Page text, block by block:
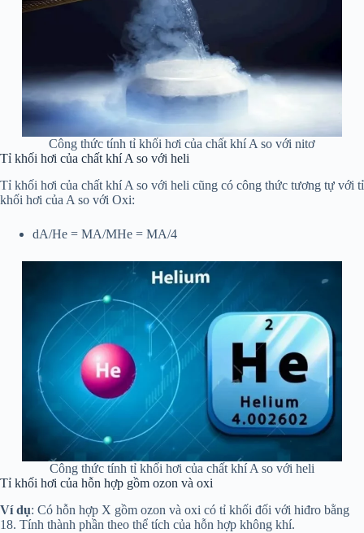
Công thức tính tỉ khối hơi của chất khí A so với nitơ
Tỉ khối hơi của chất khí A so với heli
Tỉ khối hơi của chất khí A so với heli cũng có công thức tương tự với tỉ
khối hơi của A so với Oxi:
dA/He = MA/MHe = MA/4
Công thức tính tỉ khối hơi của chất khí A so với heli
Tỉ khối hơi của hỗn hợp gồm ozon và oxi
Ví dụ: Có hỗn hợp X gồm ozon và oxi có tỉ khối đối với hiđro bằng
18. Tính thành phần theo thể tích của hỗn hợp không khí.